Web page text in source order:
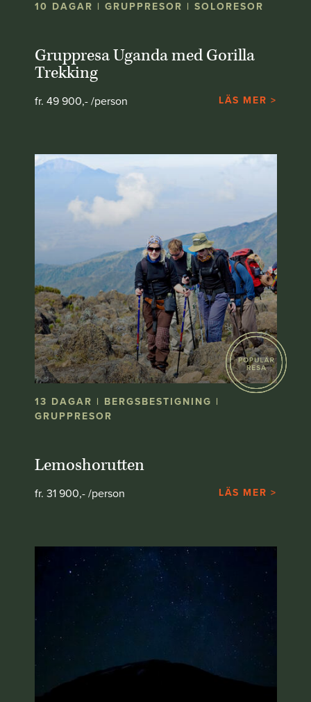
10 DAGAR | GRUPPRESOR | SOLORESOR
Gruppresa Uganda med Gorilla
Trekking
fr. 49 900,- /person LÄS MER >
13 DAGAR | BERGSBESTIGNING |
GRUPPRESOR
Lemoshorutten
fr. 31 900,- /person LÄS MER >